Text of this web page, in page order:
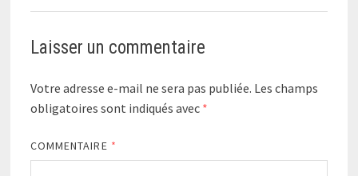
Laisser un commentaire
Votre adresse e-mail ne sera pas publiée. Les champs
obligatoires sont indiqués avec *
COMMENTAIRE *